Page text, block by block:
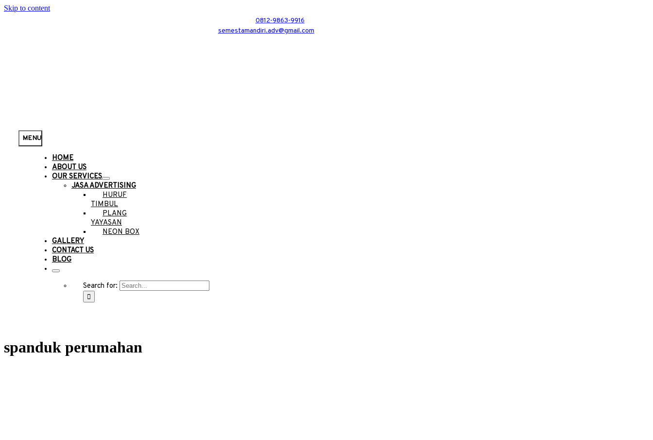
Skip to content
0812-9863-9916
semestamandiri.adv@gmail.com
MENU
HOME
ABOUT US
OUR SERVICES
JASA ADVERTISING
HURUF
TIMBUL
PLANG
YAYASAN
NEON BOX
GALLERY
CONTACT US
BLOG
Search for:
spanduk perumahan